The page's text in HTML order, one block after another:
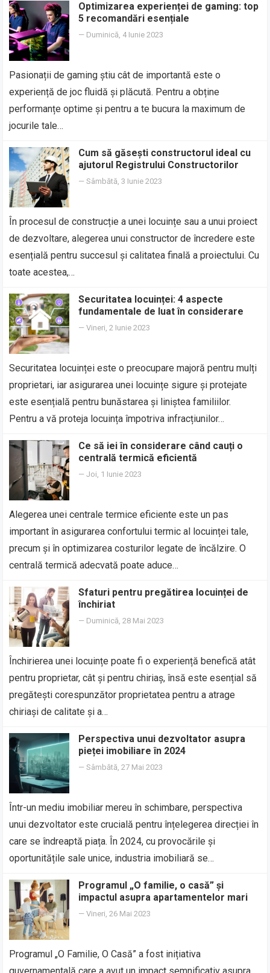
Optimizarea experienței de gaming: top
5 recomandări esențiale
— Duminică, 4 Iunie 2023
Pasionații de gaming știu cât de importantă este o
experiență de joc fluidă și plăcută. Pentru a obține
performanțe optime și pentru a te bucura la maximum de
jocurile tale…
Cum să găsești constructorul ideal cu
ajutorul Registrului Constructorilor
—Sâmbătă, 3 Iunie 2023
În procesul de construcție a unei locuințe sau a unui proiect
de dezvoltare, alegerea unui constructor de încredere este
esențială pentru succesul și calitatea finală a proiectului. Cu
toate acestea,…
Securitatea locuinței: 4 aspecte
fundamentale de luat în considerare
—Vineri, 2 Iunie 2023
Securitatea locuinței este o preocupare majoră pentru mulți
proprietari, iar asigurarea unei locuințe sigure și protejate
este esențială pentru bunăstarea și liniștea familiilor.
Pentru a vă proteja locuința împotriva infracțiunilor…
Ce să iei în considerare când cauți o
centrală termică eficientă
—Joi, 1 Iunie 2023
Alegerea unei centrale termice eficiente este un pas
important în asigurarea confortului termic al locuinței tale,
precum și în optimizarea costurilor legate de încălzire. O
centrală termică adecvată poate aduce…
Sfaturi pentru pregătirea locuinței de
închiriat
— Duminică, 28 Mai 2023
Închirierea unei locuințe poate fi o experiență benefică atât
pentru proprietar, cât și pentru chiriaș, însă este esențial să
pregătești corespunzător proprietatea pentru a atrage
chiriași de calitate și a…
Perspectiva unui dezvoltator asupra
pieței imobiliare în 2024
—Sâmbătă, 27 Mai 2023
Într-un mediu imobiliar mereu în schimbare, perspectiva
unui dezvoltator este crucială pentru înțelegerea direcției în
care se îndreaptă piața. În 2024, cu provocările și
oportunitățile sale unice, industria imobiliară se…
Programul „O familie, o casă” și
impactul asupra apartamentelor mari
—Vineri, 26 Mai 2023
Programul „O Familie, O Casă” a fost inițiativa